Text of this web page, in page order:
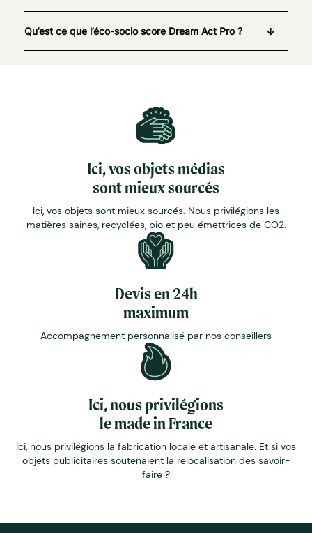
Qu’est ce que l’éco-socio score Dream Act Pro ?
Ici, vos objets médias
sont mieux sourcés
Ici, vos objets sont mieux sourcés. Nous privilégions les
matières saines, recyclées, bio et peu émettrices de CO2.
Devis en 24h
maximum
Accompagnement personnalisé par nos conseillers
Ici, nous privilégions
le made in France
Ici, nous privilégions la fabrication locale et artisanale. Et si vos
objets publicitaires soutenaient la relocalisation des savoir-
faire ?